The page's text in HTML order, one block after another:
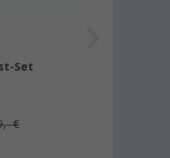
Set
€